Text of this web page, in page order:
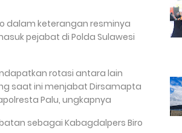
dalam keterangan resminya
pejabat di Polda Sulawesi
rotasi antara lain
saat ini menjabat Dirsamapta
Palu, ungkapnya
sebagai Kabagdalpers Biro